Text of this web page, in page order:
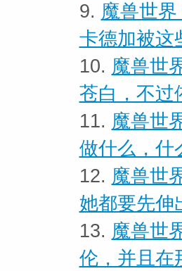
9. 魔兽世
卡德加被这
10. 魔兽世
苍白，不过
11. 魔兽世
做什么，什
12. 魔兽世
她都要先伸
13. 魔兽世
伦，并且在